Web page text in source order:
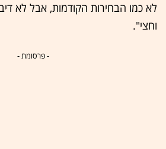
לא כמו הבחירות הקודמות, אבל לא
וחצי".
- פרסומת -